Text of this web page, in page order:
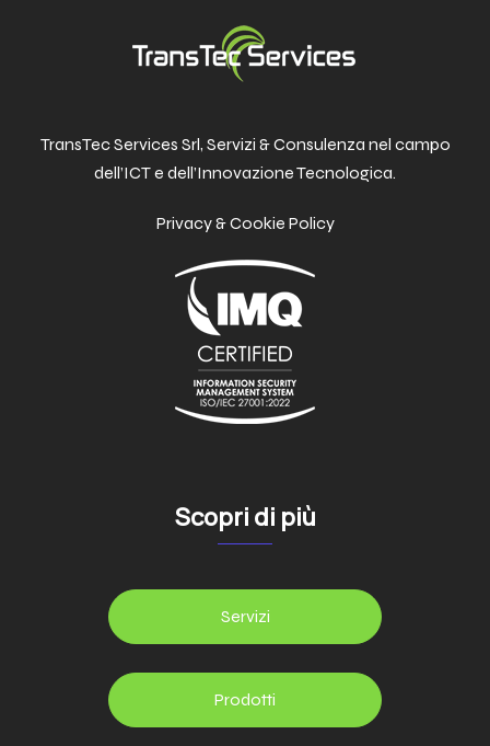
TransTec Services Srl, Servizi & Consulenza nel campo
dell’ICT e dell’Innovazione Tecnologica.
Privacy & Cookie Policy
Scopri di più
Servizi
Prodotti